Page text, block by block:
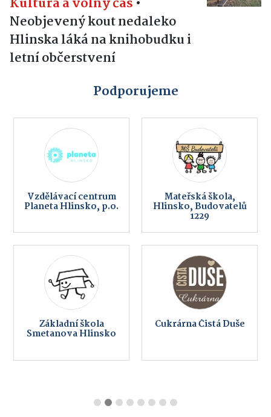
Neobjevený kout nedaleko
Hlinska láká na knihobudku i
letní občerstvení
Podporujeme
Vzdělávací centrum
Planeta Hlinsko, p.o.
Mateřská škola,
Hlinsko, Budovatelů
1229
Základní škola
Smetanova Hlinsko
Cukrárna Čistá Duše